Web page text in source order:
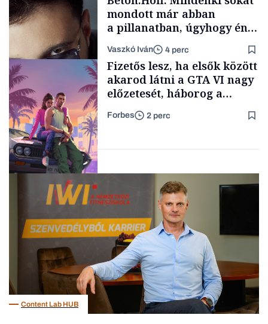
TÁMOGATÓI
Forbes-sztori
mondott már abban
a pillanatban, úgyhogy én
a legsarkosabb
gondolataimat akartam
kimondani
Vaszkó Iván 4 perc
Fizetős lesz, ha elsők között
akarod látni a GTA VI nagy
előzetesét, háborog a
gamer közösség
Forbes 2 perc
Content Lab HUB